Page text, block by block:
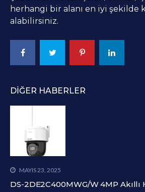
herhangi bir alanı en iyi şekilde
alabilirsiniz.
DIĞER HABERLER
MAYIS 23, 2025
DS-2DE2C400MWG/W 4MP